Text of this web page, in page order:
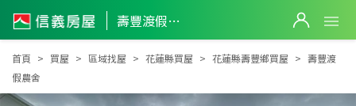
壽豐渡假農舍
壽豐渡假農舍
首頁 買屋 區域找屋 花蓮縣買屋 花蓮縣壽豐鄉買屋
壽豐渡
假農舍